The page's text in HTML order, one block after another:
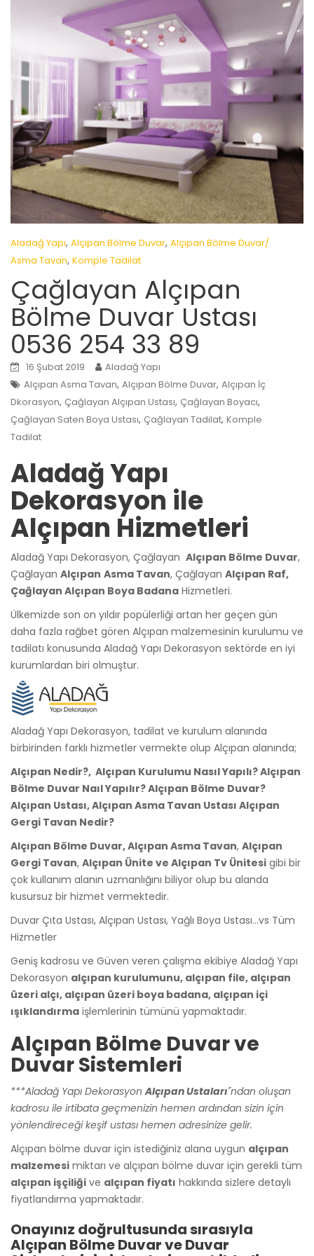
Aladağ Yapı, Alçıpan Bölme Duvar, Alçıpan Bölme Duvar/
Asma Tavan, Komple Tadilat
Çağlayan Alçıpan
Bölme Duvar Ustası
0536 254 33 89
16 Şubat 2019
Aladağ Yapı
Alçıpan Asma Tavan, Alçıpan Bölme Duvar, Alçıpan İç
Dkorasyon, Çağlayan Alçıpan Ustası, Çağlayan Boyacı,
Çağlayan Saten Boya Ustası, Çağlayan Tadilat, Komple
Tadilat
Aladağ Yapı
Dekorasyon ile
Alçıpan Hizmetleri
Aladağ Yapı Dekorasyon, Çağlayan Alçıpan Bölme Duvar,
Çağlayan Alçıpan Asma Tavan, Çağlayan Alçıpan Raf,
Çağlayan Alçıpan Boya Badana Hizmetleri.
Ülkemizde son on yıldır popülerliği artan her geçen gün
daha fazla rağbet gören Alçıpan malzemesinin kurulumu ve
tadilatı konusunda Aladağ Yapı Dekorasyon sektörde en iyi
kurumlardan biri olmuştur.
Aladağ Yapı Dekorasyon, tadilat ve kurulum alanında
birbirinden farklı hizmetler vermekte olup Alçıpan alanında;
Alçıpan Nedir?, Alçıpan Kurulumu Nasıl Yapılı? Alçıpan
Bölme Duvar Naıl Yapılır? Alçıpan Bölme Duvar?
Alçıpan Ustası, Alçıpan Asma Tavan Ustası Alçıpan
Gergi Tavan Nedir?
Alçıpan Bölme Duvar, Alçıpan Asma Tavan, Alçıpan
Gergi Tavan, Alçıpan Ünite ve Alçıpan Tv Ünitesi gibi bir
çok kullanım alanın uzmanlığını biliyor olup bu alanda
kusursuz bir hizmet vermektedir.
Duvar Çıta Ustası, Alçıpan Ustası, Yağlı Boya Ustası…vs Tüm
Hizmetler
Geniş kadrosu ve Güven veren çalışma ekibiye Aladağ Yapı
Dekorasyon alçıpan kurulumunu, alçıpan file, alçıpan
üzeri alçı, alçıpan üzeri boya badana, alçıpan içi
ışıklandırma işlemlerinin tümünü yapmaktadır.
Alçıpan Bölme Duvar ve
Duvar Sistemleri
***Aladağ Yapı DekorasyonAlçıpan Ustaları´ndan oluşan
kadrosu ile irtibata geçmenizin hemen ardından sizin için
yönlendireceği keşif ustası hemen adresinize gelir.
Alçıpan bölme duvar için istediğiniz alana uygun alçıpan
malzemesi miktarı ve alçıpan bölme duvar için gerekli tüm
alçıpan işçiliği ve alçıpan fiyatı hakkında sizlere detaylı
fiyatlandırma yapmaktadır.
Onayınız doğrultusunda sırasıyla
Alçıpan Bölme Duvar ve Duvar